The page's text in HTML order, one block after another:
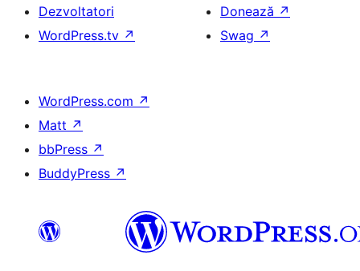
Dezvoltatori
WordPress.tv ↗
Donează ↗
Swag ↗
WordPress.com ↗
Matt ↗
bbPress ↗
BuddyPress ↗